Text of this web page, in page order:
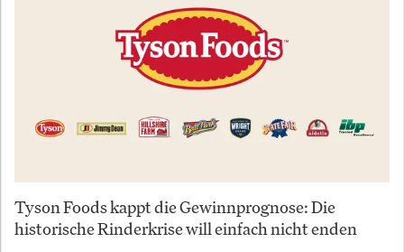
Tyson Foods kappt die Gewinnprognose: Die
historische Rinderkrise will einfach nicht enden